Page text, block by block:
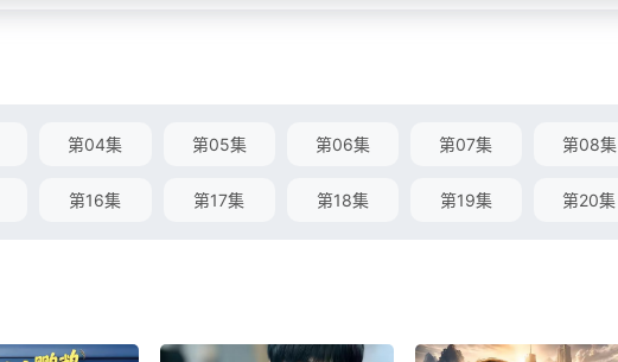
第04集 第05集 第06集 第07集 第08集
第16集 第17集 第18集 第19集 第20集